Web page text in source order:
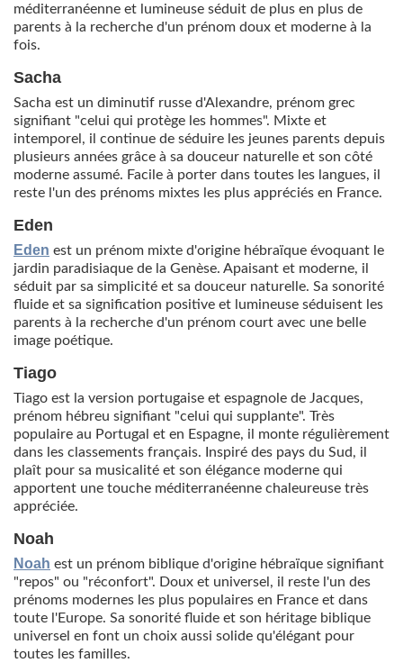
méditerranéenne et lumineuse séduit de plus en plus de
parents à la recherche d'un prénom doux et moderne à la
fois.
Sacha
Sacha est un diminutif russe d'Alexandre, prénom grec
signifiant "celui qui protège les hommes". Mixte et
intemporel, il continue de séduire les jeunes parents depuis
plusieurs années grâce à sa douceur naturelle et son côté
moderne assumé. Facile à porter dans toutes les langues, il
reste l'un des prénoms mixtes les plus appréciés en France.
Eden
Eden est un prénom mixte d'origine hébraïque évoquant le
jardin paradisiaque de la Genèse. Apaisant et moderne, il
séduit par sa simplicité et sa douceur naturelle. Sa sonorité
fluide et sa signification positive et lumineuse séduisent les
parents à la recherche d'un prénom court avec une belle
image poétique.
Tiago
Tiago est la version portugaise et espagnole de Jacques,
prénom hébreu signifiant "celui qui supplante". Très
populaire au Portugal et en Espagne, il monte régulièrement
dans les classements français. Inspiré des pays du Sud, il
plaît pour sa musicalité et son élégance moderne qui
apportent une touche méditerranéenne chaleureuse très
appréciée.
Noah
Noah est un prénom biblique d'origine hébraïque signifiant
"repos" ou "réconfort". Doux et universel, il reste l'un des
prénoms modernes les plus populaires en France et dans
toute l'Europe. Sa sonorité fluide et son héritage biblique
universel en font un choix aussi solide qu'élégant pour
toutes les familles.